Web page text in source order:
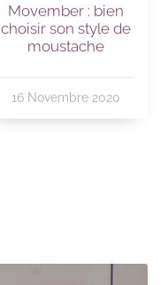
Movember : bien
choisir son style de
moustache
16 Novembre 2020